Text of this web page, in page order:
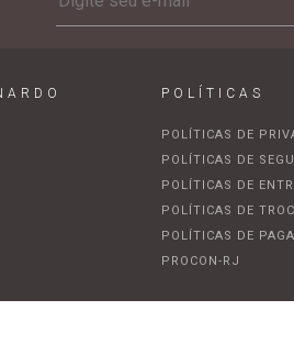
POLÍTICAS
POLÍTICAS DE
POLÍTICAS DE
POLÍTICAS DE
POLÍTICAS DE
POLÍTICAS DE
PROCON-RJ